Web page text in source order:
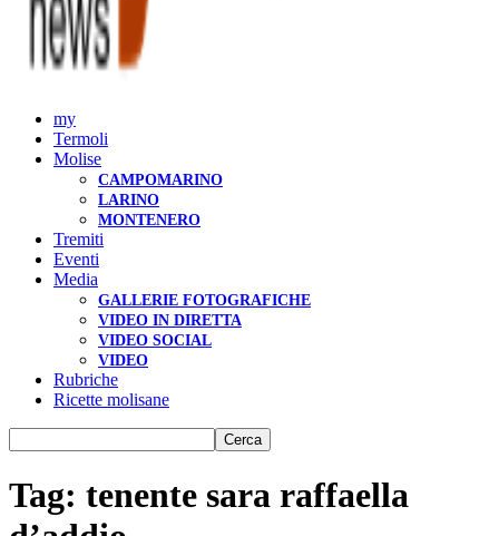
my
Termoli
Molise
CAMPOMARINO
LARINO
MONTENERO
Tremiti
Eventi
Media
GALLERIE FOTOGRAFICHE
VIDEO IN DIRETTA
VIDEO SOCIAL
VIDEO
Rubriche
Ricette molisane
Tag: tenente sara raffaella